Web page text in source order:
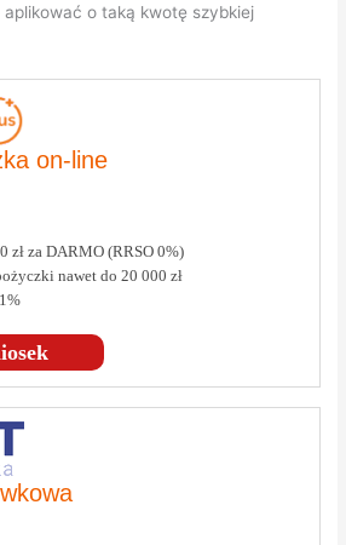
o taką kwotę szybkiej
on-line
zł za DARMO (RRSO 0%)
nawet do 20 000 zł